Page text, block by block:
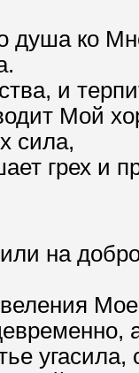
душа ко
и
Мой
сила,
грех и
на